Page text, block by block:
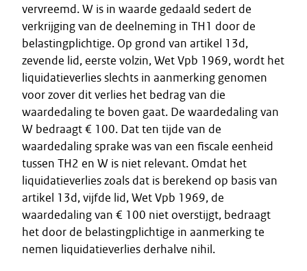
vervreemd. W is in waarde gedaald sedert de
verkrijging van de deelneming in TH1 door de
belastingplichtige. Op grond van artikel 13d,
zevende lid, eerste volzin, Wet Vpb 1969, wordt het
liquidatieverlies slechts in aanmerking genomen
voor zover dit verlies het bedrag van die
waardedaling te boven gaat. De waardedaling van
W bedraagt € 100. Dat ten tijde van de
waardedaling sprake was van een fiscale eenheid
tussen TH2 en W is niet relevant. Omdat het
liquidatieverlies zoals dat is berekend op basis van
artikel 13d, vijfde lid, Wet Vpb 1969, de
waardedaling van € 100 niet overstijgt, bedraagt
het door de belastingplichtige in aanmerking te
nemen liquidatieverlies derhalve nihil.